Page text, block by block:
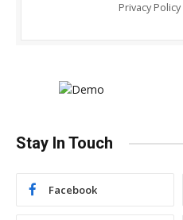
Privacy Policy
Stay In Touch
Facebook